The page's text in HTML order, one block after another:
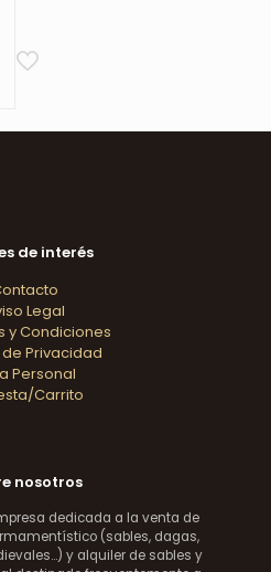
de interés
Legal
y Condiciones
Privacidad
Personal
Carrito
nosotros
dedicada a la venta de
(sables, dagas,
y alquiler de sables y